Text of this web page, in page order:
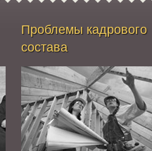
Проблемы кадрового
состава